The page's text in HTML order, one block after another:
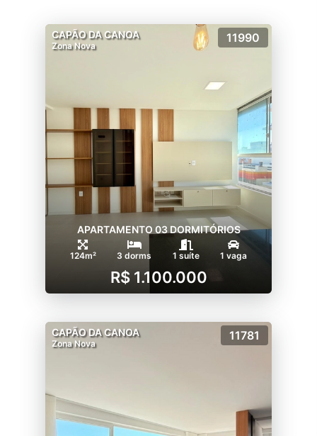
CAPÃO DA CANOA
Zona Nova
11990
APARTAMENTO 03 DORMITÓRIOS
124m² 3 dorms 1 suíte 1 vaga
R$ 1.100.000
CAPÃO DA CANOA
Zona Nova
11781